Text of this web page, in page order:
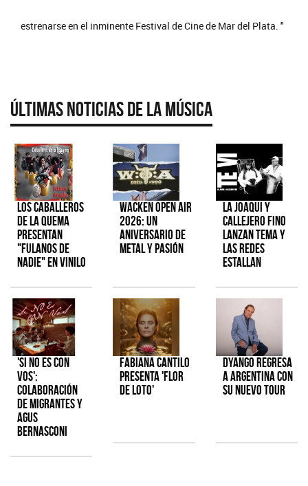
estrenarse en el inminente Festival de Cine de Mar del Plata. "
Últimas Noticias de la Música
Los Caballeros
de la Quema
presentan
"Fulanos de
Nadie" en vinilo
Wacken Open Air
2026: Un
aniversario de
metal y pasión
La Joaqui y
Callejero Fino
lanzan tema y
las redes
estallan
'Si No Es Con
Vos':
colaboración
de Migrantes y
Agus
Bernasconi
Fabiana Cantilo
presenta 'Flor
de Loto'
Dyango regresa
a Argentina con
su nuevo tour